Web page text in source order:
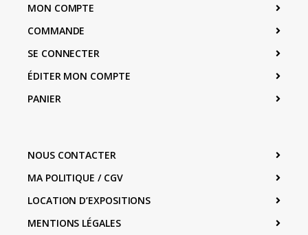
MON COMPTE
COMMANDE
SE CONNECTER
ÉDITER MON COMPTE
PANIER
NOUS CONTACTER
MA POLITIQUE / CGV
LOCATION D’EXPOSITIONS
MENTIONS LÉGALES